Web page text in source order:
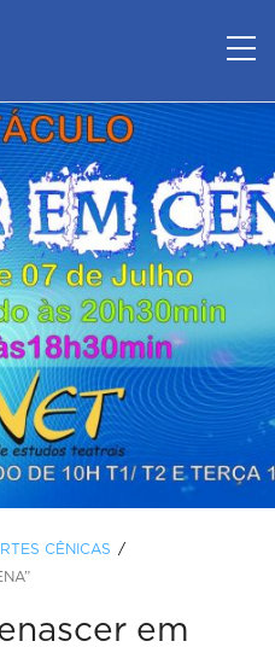
CÊNICAS
em